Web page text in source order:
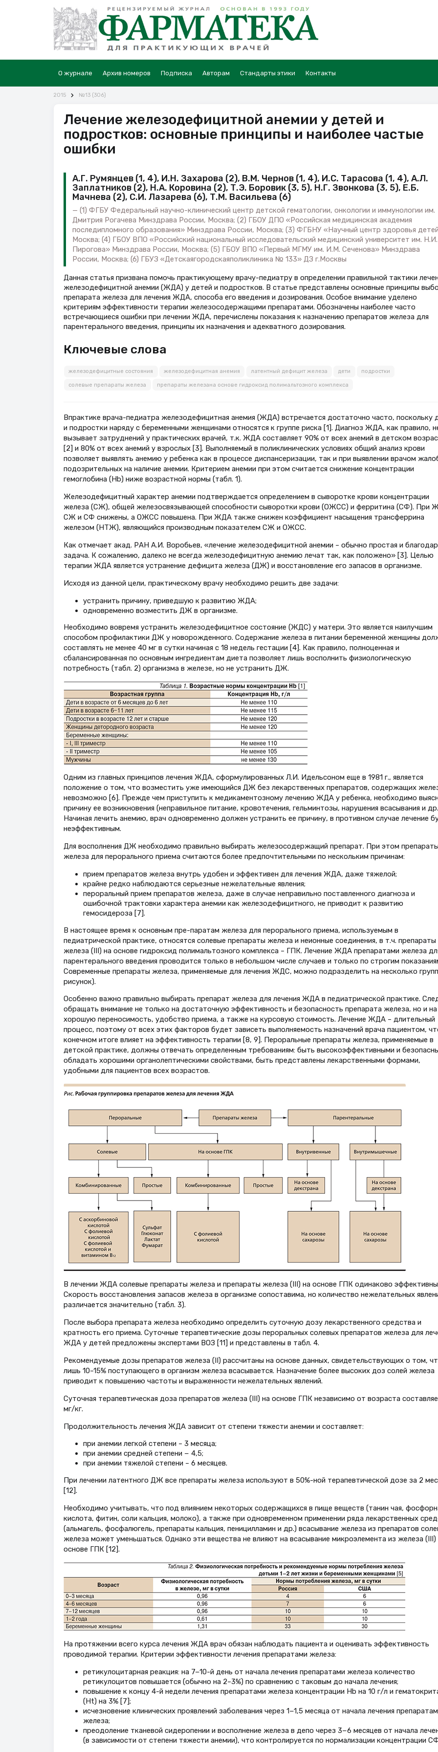
О журнале Архив номеров Подписка Авторам Стандарты этики Контакты
2015 №13 (306)
Лечение железодефицитной анемии у детей и
подростков: основные принципы и наиболее частые
ошибки
А.Г. Румянцев (1, 4), И.Н. Захарова (2), В.М. Чернов (1, 4), И.С. Тарасова (1, 4), А.Л.
Заплатников (2), Н.А. Коровина (2), Т.Э. Боровик (3, 5), Н.Г. Звонкова (3, 5), Е.Б.
Мачнева (2), С.И. Лазарева (6), Т.М. Васильева (6)
(1) ФГБУ Федеральный научно-клинический центр детской гематологии, онкологии и иммунологии им.
Дмитрия Рогачева Минздрава России, Москва; (2) ГБОУ ДПО «Российская медицинская академия
последипломного образования» Минздрава России, Москва; (3) ФГБНУ «Научный центр здоровья
Москва; (4) ГБОУ ВПО «Российский национальный исследовательский медицинский университет им. Н.И.
Пирогова» Минздрава России, Москва; (5) ГБОУ ВПО «Первый МГМУ им. И.М. Сеченова» Минздрава
России, Москва; (6) ГБУЗ «Детскаягородскаяполиклиника № 133» ДЗ г.Москвы
Данная статья призвана помочь практикующему врачу-педиатру в определении правильной тактики
железодефицитной анемии (ЖДА) у детей и подростков. В статье представлены основные принципы
препарата железа для лечения ЖДА, способа его введения и дозирования. Особое внимание уделено
критериям эффективности терапии железосодержащими препаратами. Обозначены наиболее часто
встречающиеся ошибки при лечении ЖДА, перечислены показания к назначению препаратов железа для
парентерального введения, принципы их назначения и адекватного дозирования.
Ключевые слова
железодефицитные состояния железодефицитная анемия латентный дефицит железа дети подростки
солевые препараты железа препараты железана основе гидроксид полимальтозного комплекса
Впрактике врача-педиатра железодефицитная анемия (ЖДА) встречается достаточно часто, поскольку
и подростки наряду с беременными женщинами относятся к группе риска [1]. Диагноз ЖДА, как правило,
вызывает затруднений у практических врачей, т.к. ЖДА составляет 90% от всех анемий в детском
[2] и 80% от всех анемий у взрослых [3]. Выполняемый в поликлинических условиях общий анализ крови
позволяет выявлять анемию у ребенка как в процессе диспансеризации, так и при выявлении врачом
подозрительных на наличие анемии. Критерием анемии при этом считается снижение концентрации
гемоглобина (Hb) ниже возрастной нормы (табл. 1).
Железодефицитный характер анемии подтверждается определением в сыворотке крови концентрации
железа (СЖ), общей железосвязывающей способности сыворотки крови (ОЖСС) и ферритина (СФ). При
СЖ и СФ снижены, а ОЖСС повышена. При ЖДА также снижен коэффициент насыщения трансферрина
железом (НТЖ), являющийся производным показателем СЖ и ОЖСС.
Как отмечает акад. РАН А.И. Воробьев, «лечение железодефицитной анемии – обычно простая и
задача. К сожалению, далеко не всегда железодефицитную анемию лечат так, как положено» [3]. Целью
терапии ЖДА является устранение дефицита железа (ДЖ) и восстановление его запасов в организме.
Исходя из данной цели, практическому врачу необходимо решить две задачи:
устранить причину, приведшую к развитию ЖДА;
одновременно возместить ДЖ в организме.
Необходимо вовремя устранить железодефицитное состояние (ЖДС) у матери. Это является наилучшим
способом профилактики ДЖ у новорожденного. Содержание железа в питании беременной женщины
составлять не менее 40 мг в сутки начиная с 18 недель гестации [4]. Как правило, полноценная и
сбалансированная по основным ингредиентам диета позволяет лишь восполнить физиологическую
потребность (табл. 2) организма в железе, но не устранить ДЖ.
Одним из главных принципов лечения ЖДА, сформулированных Л.И. Идельсоном еще в 1981 г., является
положение о том, что возместить уже имеющийся ДЖ без лекарственных препаратов, содержащих
невозможно [6]. Прежде чем приступить к медикаментозному лечению ЖДА у ребенка, необходимо
причину ее возникновения (неправильное питание, кровотечения, гельминтозы, нарушения всасывания и
Начиная лечить анемию, врач одновременно должен устранить ее причину, в противном случае лечение
неэффективным.
Для восполнения ДЖ необходимо правильно выбирать железосодержащий препарат. При этом
железа для перорального приема считаются более предпочтительными по нескольким причинам:
прием препаратов железа внутрь удобен и эффективен для лечения ЖДА, даже тяжелой;
крайне редко наблюдаются серьезные нежелательные явления;
пероральный прием препаратов железа, даже в случае неправильно поставленного диагноза и
ошибочной трактовки характера анемии как железодефицитного, не приводит к развитию
гемосидероза [7].
В настоящее время к основным пре-паратам железа для перорального приема, используемым в
педиатрической практике, относятся солевые препараты железа и неионные соединения, в т.ч. препараты
железа (III) на основе гидроксид полимальтозного комплекса – ГПК. Лечение ЖДА препаратами железа
парентерального введения проводится только в небольшом числе случаев и только по строгим
Современные препараты железа, применяемые для лечения ЖДС, можно подразделить на несколько
рисунок).
Особенно важно правильно выбирать препарат железа для лечения ЖДА в педиатрической практике.
обращать внимание не только на достаточную эффективность и безопасность препарата железа, но и на
хорошую переносимость, удобство приема, а также на курсовую стоимость. Лечение ЖДА – длительный
процесс, поэтому от всех этих факторов будет зависеть выполняемость назначений врача пациентом,
конечном итоге влияет на эффективность терапии [8, 9]. Пероральные препараты железа, применяемые в
детской практике, должны отвечать определенным требованиям: быть высокоэффективными и
обладать хорошими органолептическими свойствами, быть представлены лекарственными формами,
удобными для пациентов всех возрастов.
В лечении ЖДА солевые препараты железа и препараты железа (III) на основе ГПК одинаково
Скорость восстановления запасов железа в организме сопоставима, но количество нежелательных
различается значительно (табл. 3).
После выбора препарата железа необходимо определить суточную дозу лекарственного средства и
кратность его приема. Суточные терапевтические дозы пероральных солевых препаратов железа для
ЖДА у детей предложены экспертами ВОЗ [11] и представлены в табл. 4.
Рекомендуемые дозы препаратов железа (II) рассчитаны на основе данных, свидетельствующих о том,
лишь 10–15% поступающего в организм железа всасывается. Назначение более высоких доз солей железа
приводит к повышению частоты и выраженности нежелательных явлений.
Суточная терапевтическая доза препаратов железа (III) на основе ГПК независимо от возраста
мг/кг.
Продолжительность лечения ЖДА зависит от степени тяжести анемии и составляет:
при анемии легкой степени – 3 месяца;
при анемии средней степени − 4,5;
при анемии тяжелой степени – 6 месяцев.
При лечении латентного ДЖ все препараты железа используют в 50%-ной терапевтической дозе за 2
[12].
Необходимо учитывать, что под влиянием некоторых содержащихся в пище веществ (танин чая,
кислота, фитин, соли кальция, молоко), а также при одновременном применении ряда лекарственных
(альмагель, фосфалюгель, препараты кальция, пеницилламин и др.) всасывание железа из препаратов
железа может уменьшаться. Однако эти вещества не влияют на всасывание микроэлемента из железа (III)
основе ГПК [12].
На протяжении всего курса лечения ЖДА врач обязан наблюдать пациента и оценивать эффективность
проводимой терапии. Критерии эффективности лечения препаратами железа:
ретикулоцитарная реакция: на 7−10-й день от начала лечения препаратами железа количество
ретикулоцитов повышается (обычно на 2–3%) по сравнению с таковым до начала лечения;
повышение к концу 4-й недели лечения препаратами железа концентрации Hb на 10 г/л и
(Ht) на 3% [7];
исчезновение клинических проявлений заболевания через 1−1,5 месяца от начала лечения
железа;
преодоление тканевой сидеропении и восполнение железа в депо через 3−6 месяцев от начала
(в зависимости от степени тяжести анемии), что контролируется по нормализации концентрации